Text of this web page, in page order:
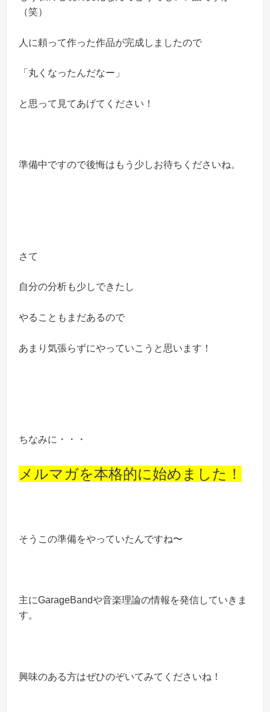
（笑）
人に頼って作った作品が完成しましたので
「丸くなったんだなー」
と思って見てあげてください！
準備中ですので後悔はもう少しお待ちくださいね。
さて
自分の分析も少しできたし
やることもまだあるので
あまり気張らずにやっていこうと思います！
ちなみに・・・
メルマガを本格的に始めました！
そうこの準備をやっていたんですね〜
主にGarageBandや音楽理論の情報を発信していきま
す。
興味のある方はぜひのぞいてみてくださいね！